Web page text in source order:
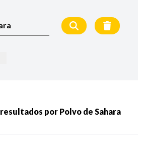
MÁS RECIENTES
MENOS RECIENTES
resultados por Polvo de Sahara